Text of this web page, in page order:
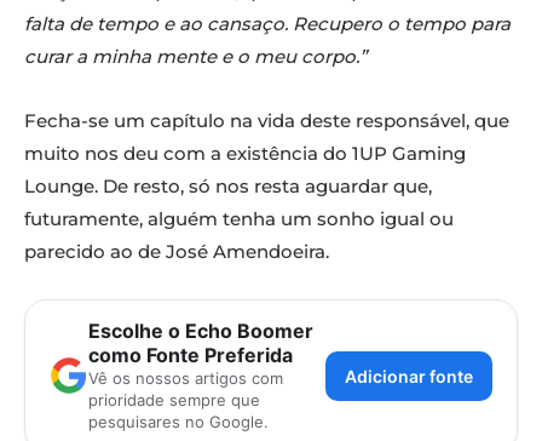
falta de tempo e ao cansaço. Recupero o tempo para
curar a minha mente e o meu corpo.”
Fecha-se um capítulo na vida deste responsável, que
muito nos deu com a existência do 1UP Gaming
Lounge. De resto, só nos resta aguardar que,
futuramente, alguém tenha um sonho igual ou
parecido ao de José Amendoeira.
Escolhe o Echo Boomer
como Fonte Preferida
Vê os nossos artigos com
prioridade sempre que
pesquisares no Google.
Adicionar fonte